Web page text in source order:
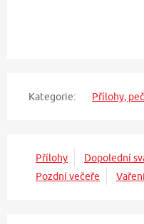
Kategorie: Přílohy,
Přílohy Dopolední
Pozdní večeře